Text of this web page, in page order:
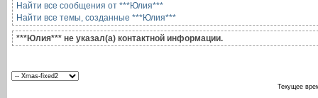
Найти все сообщения от ***Юлия***
Найти все темы, созданные ***Юлия***
***Юлия*** не указал(а) контактной информации.
Текущее